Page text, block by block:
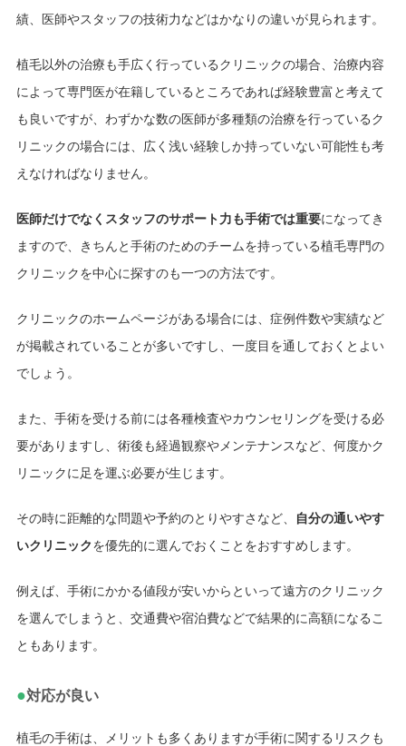
績、医師やスタッフの技術力などはかなりの違いが見られます。
植毛以外の治療も手広く行っているクリニックの場合、治療内容
によって専門医が在籍しているところであれば経験豊富と考えて
も良いですが、わずかな数の医師が多種類の治療を行っているク
リニックの場合には、広く浅い経験しか持っていない可能性も考
えなければなりません。
医師だけでなくスタッフのサポート力も手術では重要になってき
ますので、きちんと手術のためのチームを持っている植毛専門の
クリニックを中心に探すのも一つの方法です。
クリニックのホームページがある場合には、症例件数や実績など
が掲載されていることが多いですし、一度目を通しておくとよい
でしょう。
また、手術を受ける前には各種検査やカウンセリングを受ける必
要がありますし、術後も経過観察やメンテナンスなど、何度かク
リニックに足を運ぶ必要が生じます。
その時に距離的な問題や予約のとりやすさなど、
自分の通いやす
いクリニックを優先的に選んでおくことをおすすめします。
例えば、手術にかかる値段が安いからといって遠方のクリニック
を選んでしまうと、交通費や宿泊費などで結果的に高額になるこ
ともあります。
●対応が良い
植毛の手術は、メリットも多くありますが手術に関するリスクも